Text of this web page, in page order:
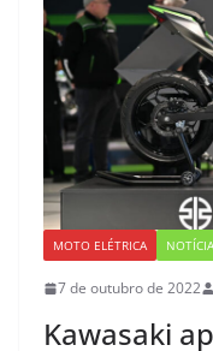
MOTO ELÉTRICA
7 de outubro de 2022
Kawasaki